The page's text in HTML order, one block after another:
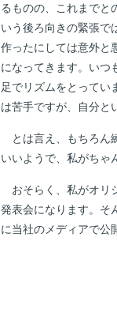
るものの、これまでと
いう後ろ向きの緊張で
作ったにしては意外と
になってきます。いつ
足でリズムをとってい
は苦手ですが、自分と
とは言え、もちろん
いいようで、私がちゃ
おそらく、私がオリ
発表会になります。そ
に当社のメディアで公